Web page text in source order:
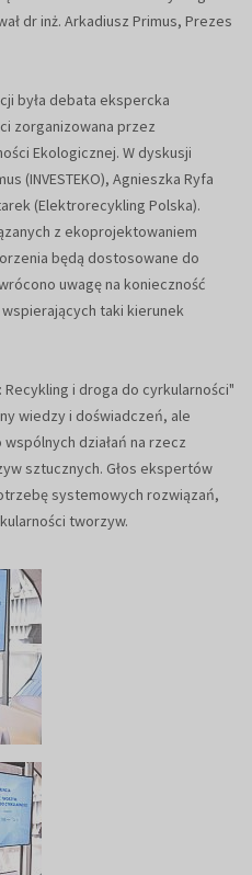
dr inż. Arkadiusz Primus, Prezes
była debata ekspercka
zorganizowana przez
Ekologicznej. W dyskusji
(INVESTEKO), Agnieszka Ryfa
(Elektrorecykling Polska).
z ekoprojektowaniem
będą dostosowane do
uwagę na konieczność
taki kierunek
i droga do cyrkularności"
wiedzy i doświadczeń, ale
działań na rzecz
sztucznych. Głos ekspertów
systemowych rozwiązań,
tworzyw.